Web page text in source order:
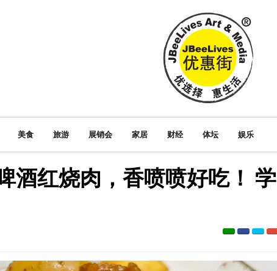
美食 旅游 展销会 家居 财经 体坛 娱乐
酒红烧肉，香喷喷好吃！ 学